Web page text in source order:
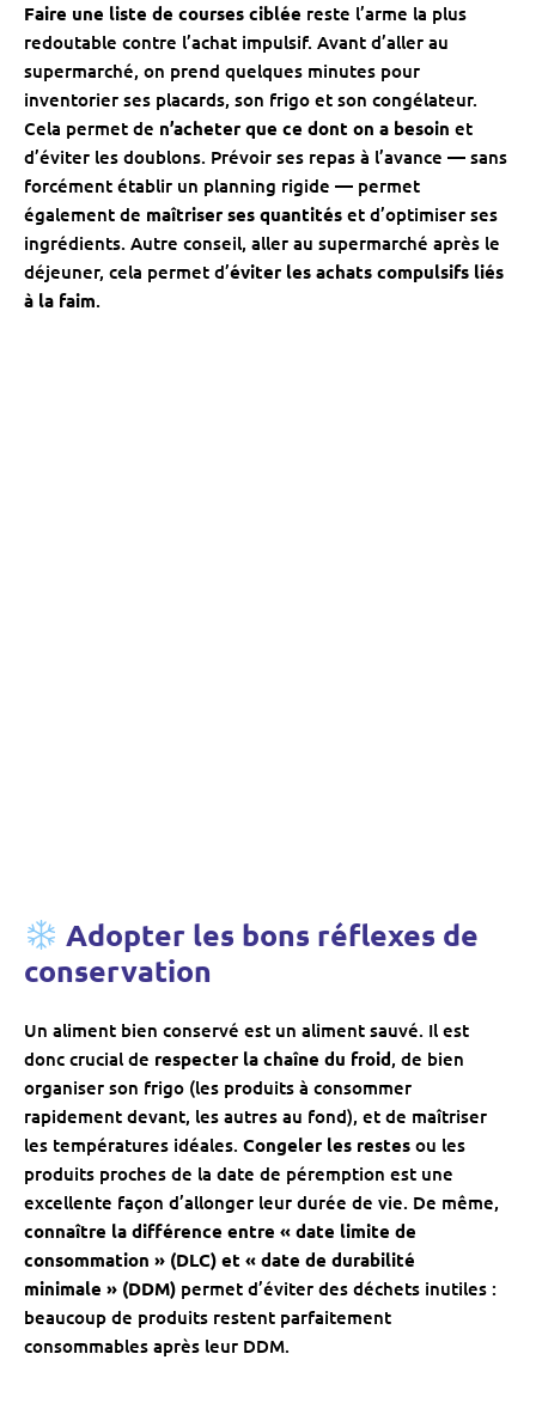
Faire une liste de courses ciblée reste l’arme la plus
redoutable contre l’achat impulsif. Avant d’aller au
supermarché, on prend quelques minutes pour
inventorier ses placards, son frigo et son congélateur.
Cela permet de n’acheter que ce dont on a besoin et
d’éviter les doublons. Prévoir ses repas à l’avance — sans
forcément établir un planning rigide — permet
également de maîtriser ses quantités et d’optimiser ses
ingrédients. Autre conseil, aller au supermarché après le
déjeuner, cela permet d’éviter les achats compulsifs liés
à la faim.
Adopter les bons réflexes de
conservation
Un aliment bien conservé est un aliment sauvé. Il est
donc crucial de respecter la chaîne du froid, de bien
organiser son frigo (les produits à consommer
rapidement devant, les autres au fond), et de maîtriser
les températures idéales. Congeler les restes ou les
produits proches de la date de péremption est une
excellente façon d’allonger leur durée de vie. De même,
connaître la différence entre « date limite de
consommation » (DLC) et « date de durabilité
minimale » (DDM) permet d’éviter des déchets inutiles :
beaucoup de produits restent parfaitement
consommables après leur DDM.